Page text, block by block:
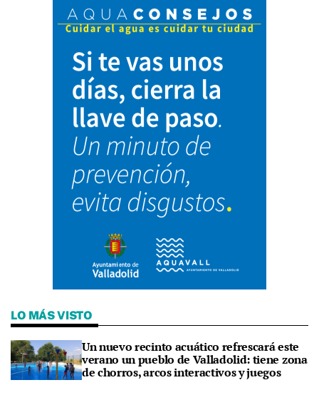
LO MÁS VISTO
Un nuevo recinto acuático refrescará este
verano un pueblo de Valladolid: tiene zona
de chorros, arcos interactivos y juegos